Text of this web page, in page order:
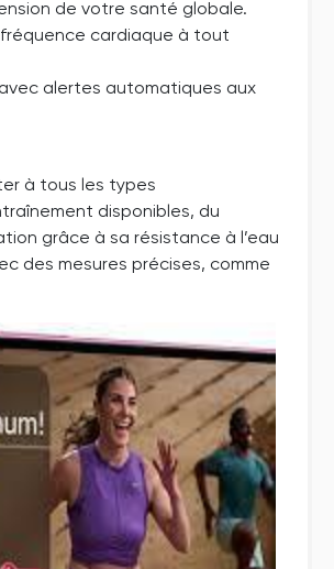
de votre santé globale.
cardiaque à tout
alertes automatiques aux
à tous les types
disponibles, du
grâce à sa résistance à l’eau
des mesures précises, comme